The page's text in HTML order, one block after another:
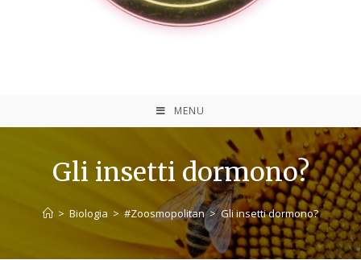
MENU
Gli insetti dormono?
> Biologia > #Zoosmopolitan > Gli insetti dormono?